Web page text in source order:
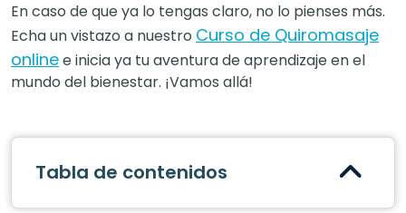
En caso de que ya lo tengas claro, no lo pienses más.
Echa un vistazo a nuestro Curso de Quiromasaje
onlinee inicia ya tu aventura de aprendizaje en el
mundo del bienestar. ¡Vamos allá!
Tabla de contenidos